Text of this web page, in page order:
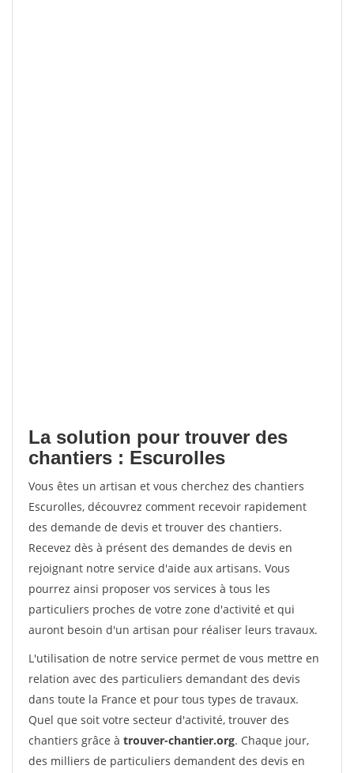
La solution pour trouver des
chantiers : Escurolles
Vous êtes un artisan et vous cherchez des chantiers
Escurolles, découvrez comment recevoir rapidement
des demande de devis et trouver des chantiers.
Recevez dès à présent des demandes de devis en
rejoignant notre service d'aide aux artisans. Vous
pourrez ainsi proposer vos services à tous les
particuliers proches de votre zone d'activité et qui
auront besoin d'un artisan pour réaliser leurs travaux.
L'utilisation de notre service permet de vous mettre en
relation avec des particuliers demandant des devis
dans toute la France et pour tous types de travaux.
Quel que soit votre secteur d'activité, trouver des
chantiers grâce à trouver-chantier.org. Chaque jour,
des milliers de particuliers demandent des devis en